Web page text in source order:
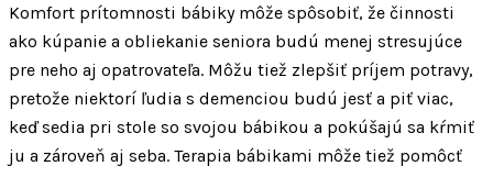
Komfort prítomnosti bábiky môže spôsobiť, že činnosti
ako kúpanie a obliekanie seniora budú menej stresujúce
pre neho aj opatrovateľa. Môžu tiež zlepšiť príjem potravy,
pretože niektorí ľudia s demenciou budú jesť a piť viac,
keď sedia pri stole so svojou bábikou a pokúšajú sa kŕmiť
ju a zároveň aj seba. Terapia bábikami môže tiež pomôcť